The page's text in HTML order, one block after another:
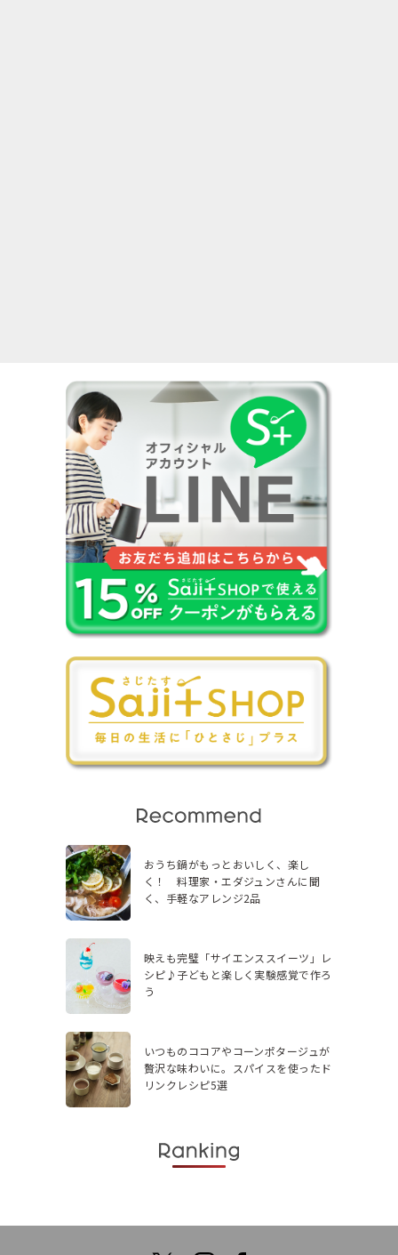
おうち鍋がもっとおいしく、楽し
く！ 料理家・エダジュンさんに聞
く、手軽なアレンジ2品
映えも完璧「サイエンススイーツ」レ
シピ♪子どもと楽しく実験感覚で作ろ
う
いつものココアやコーンポタージュが
贅沢な味わいに。スパイスを使ったド
リンクレシピ5選